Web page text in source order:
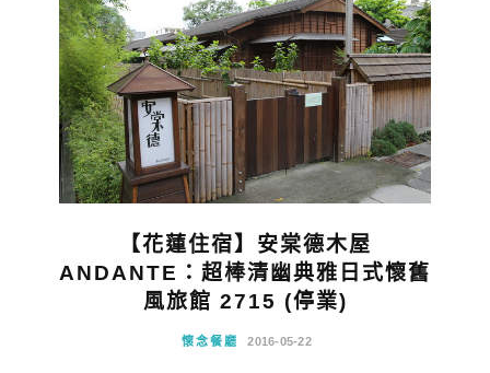
【花蓮住宿】安棠德木屋
ANDANTE：超棒清幽典雅日式懷舊
風旅館 2715 (停業)
懷念餐廳 2016-05-22